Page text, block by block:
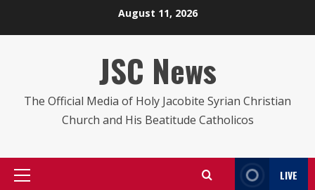
August 11, 2026
JSC News
The Official Media of Holy Jacobite Syrian Christian
Church and His Beatitude Catholicos
Primary
LIVE